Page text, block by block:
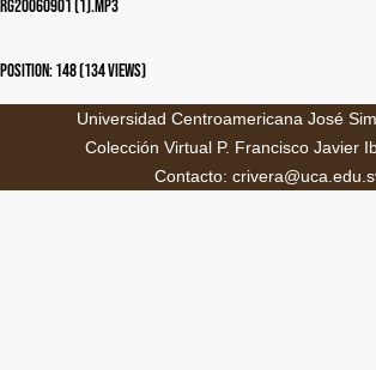
RG20060901 (1).mp3
Position:148(134views)
Universidad Centroamericana José
Colección Virtual P. Francisco Javier
Contacto: